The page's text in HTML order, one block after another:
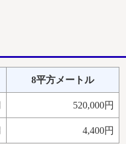
8平方メートル
520,000円
4,400円